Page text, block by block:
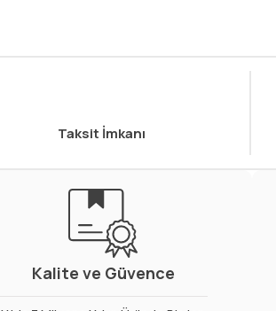
Taksit İmkanı
Kalite ve Güvence